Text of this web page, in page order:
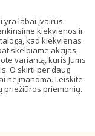
yra labai įvairūs.
kiekvienos ir
kad kiekvienas
skelbiame akcijas,
variantą, kuris Jums
O skirti per daug
neįmanoma. Leiskite
priežiūros priemonių.